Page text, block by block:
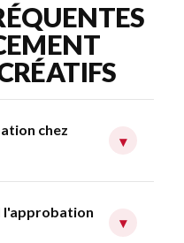
chez
▾
l'approbation
▾